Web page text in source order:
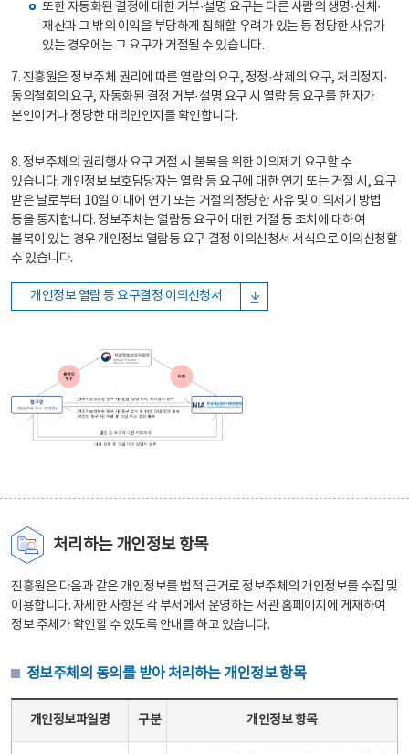
또한 자동화된 결정에 대한 거부·설명 요구는 다른 사람의 생명·신체·
재산과 그 밖의 이익을 부당하게 침해할 우려가 있는 등 정당한 사유가
있는 경우에는 그 요구가 거절될 수 있습니다.
7. 진흥원은 정보주체 권리에 따른 열람의 요구, 정정·삭제의 요구, 처리정지·
동의철회의 요구, 자동화된 결정 거부·설명 요구 시 열람 등 요구를 한 자가
본인이거나 정당한 대리인인지를 확인합니다.
8. 정보주체의 권리행사 요구 거절 시 불복을 위한 이의제기 요구할 수
있습니다. 개인정보 보호담당자는 열람 등 요구에 대한 연기 또는 거절 시, 요구
받은 날로부터 10일 이내에 연기 또는 거절의 정당한 사유 및 이의제기 방법
등을 통지합니다. 정보주체는 열람등 요구에 대한 거절 등 조치에 대하여
불복이 있는 경우 개인정보 열람등 요구 결정 이의신청서 서식으로 이의신청할
수 있습니다.
개인정보 열람 등 요구결정 이의신청서
처리하는 개인정보 항목
진흥원은 다음과 같은 개인정보를 법적 근거로 정보주체의 개인정보를 수집 및
이용합니다. 자세한 사항은 각 부서에서 운영하는 서관 홈페이지에 게재하여
정보 주체가 확인할 수 있도록 안내를 하고 있습니다.
정보주체의 동의를 받아 처리하는 개인정보 항목
개인정보파일명 구분 개인정보 항목